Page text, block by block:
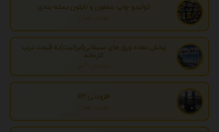
تولیدو چاپ سلفون و نایلون بسته بندی
تهران، تهران
پخش عمده ورق های سیمانی(ایرانیت)به قیمت درب
کارخانه
مازندران، آمل
افزودنی EP
تهران، تهران